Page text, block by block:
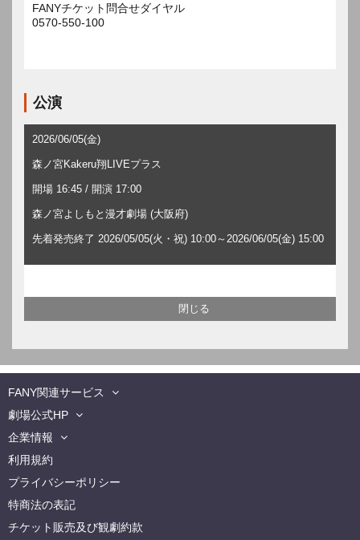
FANYチケット問合せダイヤル
0570-550-100
公演
2026/06/05(金)
森ノ宮Kakeru翔LIVEプラス
開場 16:45 / 開演 17:00
森ノ宮よしもと漫才劇場 (大阪府)
先着発売終了 2026/05/05(火・祝) 10:00～2026/06/05(金) 15:00
FANY関連サービス
劇場公式HP
企業情報
利用規約
プライバシーポリシー
特商法の表記
チケット販売及び観劇約款